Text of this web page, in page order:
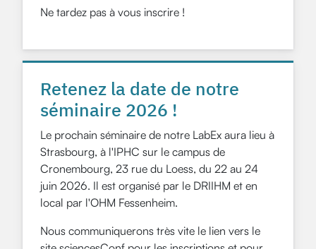
Ne tardez pas à vous inscrire !
Retenez la date de notre
séminaire 2026 !
Le prochain séminaire de notre LabEx aura lieu à
Strasbourg, à l'IPHC sur le campus de
Cronembourg, 23 rue du Loess, du 22 au 24
juin 2026. Il est organisé par le DRIIHM et en
local par l'OHM Fessenheim.
Nous communiquerons très vite le lien vers le